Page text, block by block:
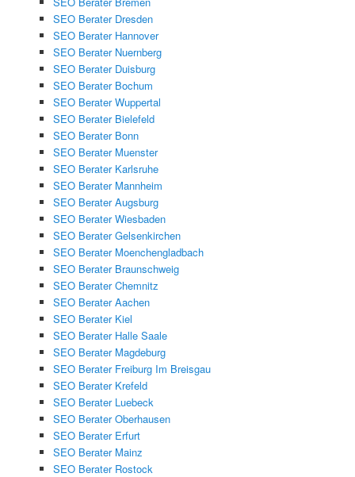
SEO Berater Dresden
SEO Berater Hannover
SEO Berater Nuernberg
SEO Berater Duisburg
SEO Berater Bochum
SEO Berater Wuppertal
SEO Berater Bielefeld
SEO Berater Bonn
SEO Berater Muenster
SEO Berater Karlsruhe
SEO Berater Mannheim
SEO Berater Augsburg
SEO Berater Wiesbaden
SEO Berater Gelsenkirchen
SEO Berater Moenchengladbach
SEO Berater Braunschweig
SEO Berater Chemnitz
SEO Berater Aachen
SEO Berater Kiel
SEO Berater Halle Saale
SEO Berater Magdeburg
SEO Berater Freiburg Im Breisgau
SEO Berater Krefeld
SEO Berater Luebeck
SEO Berater Oberhausen
SEO Berater Erfurt
SEO Berater Mainz
SEO Berater Rostock